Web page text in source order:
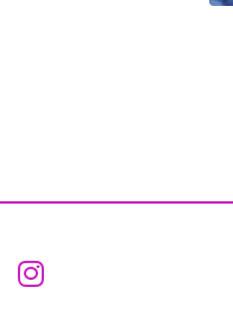
Aceder ao
Aceder ao